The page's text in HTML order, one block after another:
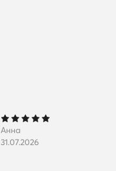
Анна
31.07.2026